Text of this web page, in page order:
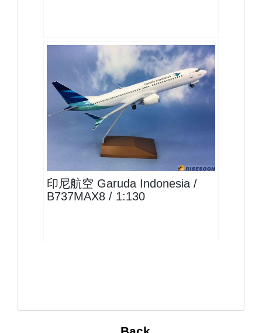
GIA13B738M802
印尼航空 Garuda Indonesia /
B737MAX8 / 1:130